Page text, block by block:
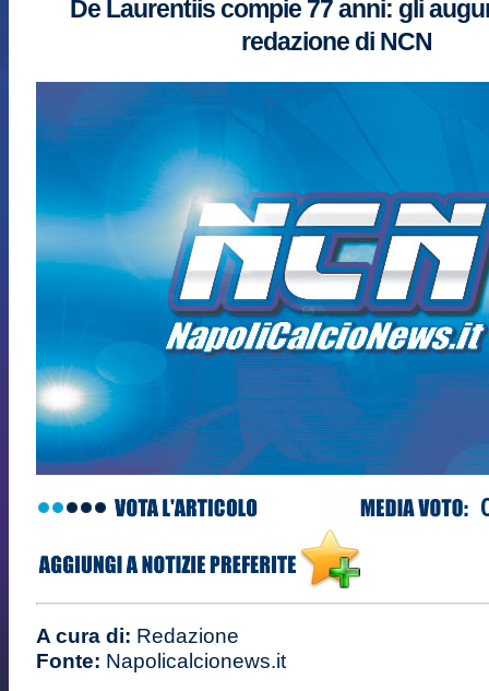
De Laurentiis compie 77 anni: gli
redazione di NCN
A cura di: Redazione
Fonte: Napolicalcionews.it